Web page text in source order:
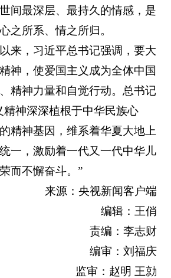
间最深层、最持久的情感，是
之所系、情之所归。
来，习近平总书记强调，要大
神，使爱国主义成为全体中国
精神力量和自觉行动。总书记
精神深深植根于中华民族心
精神基因，维系着华夏大地上
一，激励着一代又一代中华儿
而不懈奋斗。”
来源：央视新闻客户端
编辑：王俏
责编：李志财
编审：刘福庆
监审：赵明 王勍